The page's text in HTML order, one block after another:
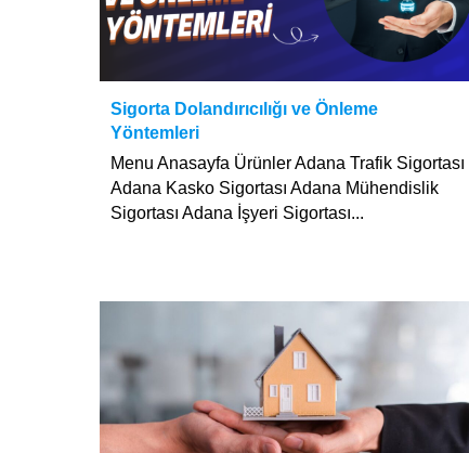
Sigorta Dolandırıcılığı ve Önleme
Yöntemleri
Menu Anasayfa Ürünler Adana Trafik Sigortası
Adana Kasko Sigortası Adana Mühendislik
Sigortası Adana İşyeri Sigortası...